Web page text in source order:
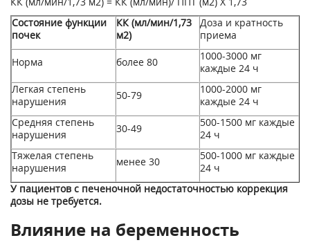
Состояние функции
почек
КК (мл/мин/1,73
м2)
Доза и кратность
приема
Норма более 80
1000-3000 мг
каждые 24 ч
Легкая степень
нарушения
50-79
1000-2000 мг
каждые 24 ч
Средняя степень
нарушения
30-49
500-1500 мг каждые
24 ч
Тяжелая степень
нарушения
менее 30
500-1000 мг каждые
24 ч
У пациентов с печеночной недостаточностью коррекция
дозы не требуется.
Влияние на беременность